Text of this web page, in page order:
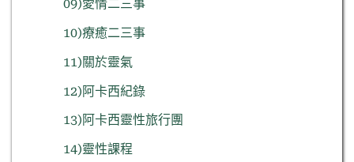
09)愛情二三事
10)療癒二三事
11)關於靈氣
12)阿卡西紀錄
13)阿卡西靈性旅行團
14)靈性課程